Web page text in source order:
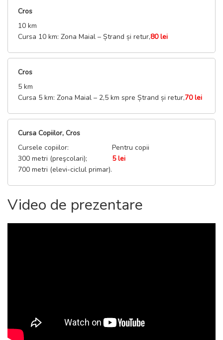
Cros
10 km
Cursa 10 km: Zona Maial – Ștrand și retur,80 lei
Cros
5 km
Cursa 5 km: Zona Maial – 2,5 km spre Ștrand și retur,70 lei
Cursa Copiilor, Cros
Cursele copiilor:
300 metri (preşcolari);
700 metri (elevi-ciclul primar).
Pentru copii
5 lei
Video de prezentare